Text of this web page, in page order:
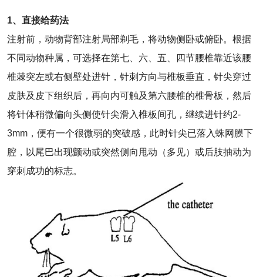
1、直接给药法
注射前，动物背部注射局部剃毛，将动物侧卧或俯卧。根据
不同动物种属，可选择在第七、六、五、四节腰椎靠近该腰
椎棘突左或右侧壁处进针，针刺方向与椎板垂直，针尖穿过
皮肤及皮下组织后，再向内可触及第六腰椎的椎骨板，然后
将针体稍微偏向头侧使针尖滑入椎板间孔，继续进针约2-
3mm，便有一个很微弱的突破感，此时针尖已落入蛛网膜下
腔，以尾巴出现颤动或突然侧向甩动（多见）或后肢抽动为
穿刺成功的标志。